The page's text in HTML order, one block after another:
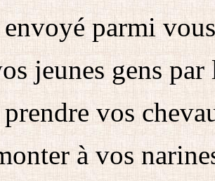
parmi
jeunes gens par
vos
à vos